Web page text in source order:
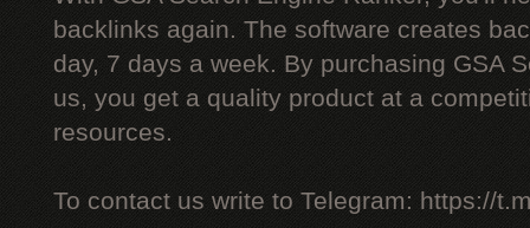
backlinks again. The software creates
day, 7 days a week. By purchasing GSA
us, you get a quality product at a
resources.
To contact us write to Telegram: https://